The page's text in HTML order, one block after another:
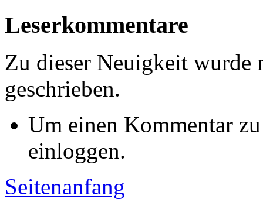
Leserkommentare
Zu dieser Neuigkeit wurde
geschrieben.
Um einen Kommentar
einloggen.
Seitenanfang